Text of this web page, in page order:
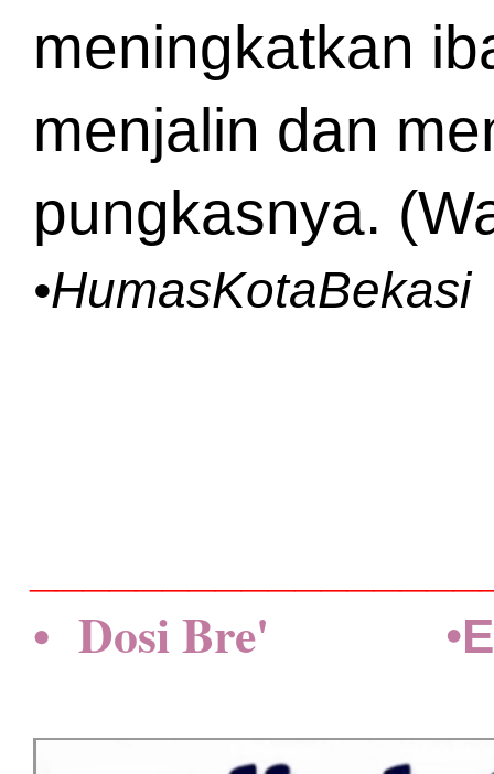
meningkatkan
menjalin dan
pungkasnya.
•HumasKotaBekasi
• Dosi Bre' •